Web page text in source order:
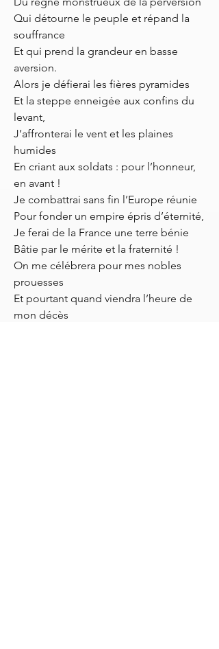
Qui détourne le peuple et répand la
souffrance
Et qui prend la grandeur en basse
aversion.
Alors je défierai les fières pyramides
Et la steppe enneigée aux confins du
levant,
J’affronterai le vent et les plaines
humides
En criant aux soldats : pour l’honneur,
en avant !
Je combattrai sans fin l’Europe réunie
Pour fonder un empire épris d’éternité,
Je ferai de la France une terre bénie
Bâtie par le mérite et la fraternité !
On me célébrera pour mes nobles
prouesses
Et pourtant quand viendra l’heure de
mon décès